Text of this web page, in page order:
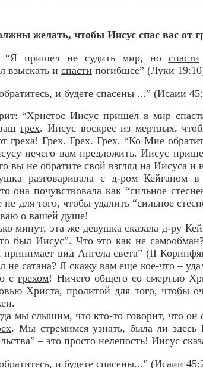
желать, чтобы Иисус спас вас от
“Я пришел не судить мир, но спасти
взыскать и спасти погибшее” (Луки
ибудете спасены ...” (Исаии
“Христос Иисус пришел в мир
вашгрех. Иисус воскрес из мертвых,
греха! Грех. Грех. Грех. “Ко Мне
нечего вам предложить. Иисус
вы не обратите свой взгляд на Иисуса и
разговаривала с д-ром Кейганом
она почувствовала как “сильное
не для того, чтобы удалить “сильное
о вашей душе!
минут, эта же девушка сказала д-ру
был Иисус”. Что это как не
принимает вид Ангела света” (II
не сатана? Я скажу вам еще кое-что –
сгрехом! Ничего общего со смертью
Христа, пролитой для того, чтобы
мы слышим, что кто-то говорит, что
. Мы стремимся узнать, была ли
– это просто нелепость! Иисус
и будете спасены...” (Исаии